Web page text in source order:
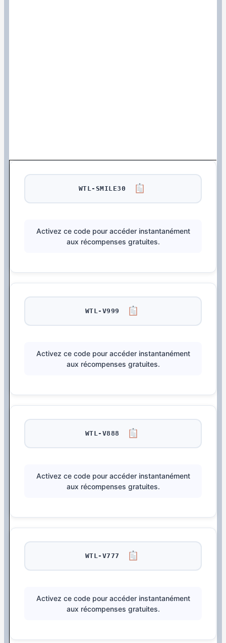
WTL-SMILE30
Activez ce code pour accéder instantanément
aux récompenses gratuites.
WTL-V999
Activez ce code pour accéder instantanément
aux récompenses gratuites.
WTL-V888
Activez ce code pour accéder instantanément
aux récompenses gratuites.
WTL-V777
Activez ce code pour accéder instantanément
aux récompenses gratuites.